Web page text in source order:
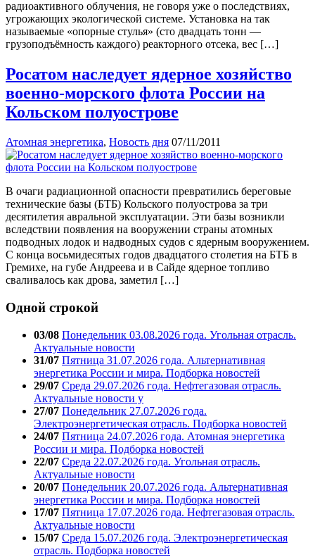
радиоактивного облучения, не говоря уже о последствиях,
угрожающих экологической системе. Установка на так
называемые «опорные стулья» (сто двадцать тонн —
грузоподъёмность каждого) реакторного отсека, вес […]
Росатом наследует ядерное хозяйство
военно-морского флота России на
Кольском полуострове
Атомная энергетика, Новость дня 07/11/2011
В очаги радиационной опасности превратились береговые
технические базы (БТБ) Кольского полуострова за три
десятилетия авральной эксплуатации. Эти базы возникли
вследствии появления на вооружении страны атомных
подводных лодок и надводных судов с ядерным вооружением.
С конца восьмидесятых годов двадцатого столетия на БТБ в
Гремихе, на губе Андреева и в Сайде ядерное топливо
сваливалось как дрова, заметил […]
Одной строкой
03/08 Понедельник 03.08.2026 года. Угольная отрасль.
Актуальные новости
31/07 Пятница 31.07.2026 года. Альтернативная
энергетика России и мира. Подборка новостей
29/07 Среда 29.07.2026 года. Нефтегазовая отрасль.
Актуальные новости у
27/07 Понедельник 27.07.2026 года.
Электроэнергетическая отрасль. Подборка новостей
24/07 Пятница 24.07.2026 года. Атомная энергетика
России и мира. Подборка новостей
22/07 Среда 22.07.2026 года. Угольная отрасль.
Актуальные новости
20/07 Понедельник 20.07.2026 года. Альтернативная
энергетика России и мира. Подборка новостей
17/07 Пятница 17.07.2026 года. Нефтегазовая отрасль.
Актуальные новости
15/07 Среда 15.07.2026 года. Электроэнергетическая
отрасль. Подборка новостей